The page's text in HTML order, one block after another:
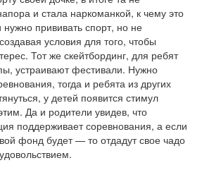
и стала наркоманкой, к чему это
прививать спорт, но не
условия для того, чтобы
Тот же скейтбординг, для ребят
устраивают фестивали. Нужно
тогда и ребята из других
у детей появится стимул
Да и родители увидев, что
поддерживает соревнования, а если
фонд будет — то отдадут свое чадо